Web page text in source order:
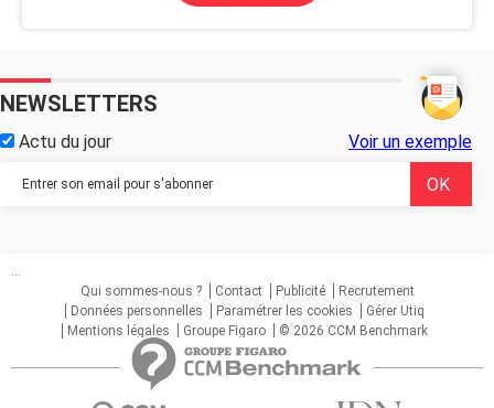
NEWSLETTERS
Actu du jour Voir un exemple
...
Qui sommes-nous ?
Contact Publicité
Recrutement
Données personnelles
Paramétrer les cookies
Gérer Utiq
Mentions légales
Groupe Figaro © 2026 CCM Benchmark